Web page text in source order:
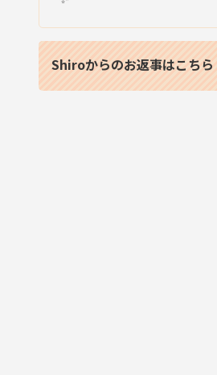
Shiroからのお返事はこちら